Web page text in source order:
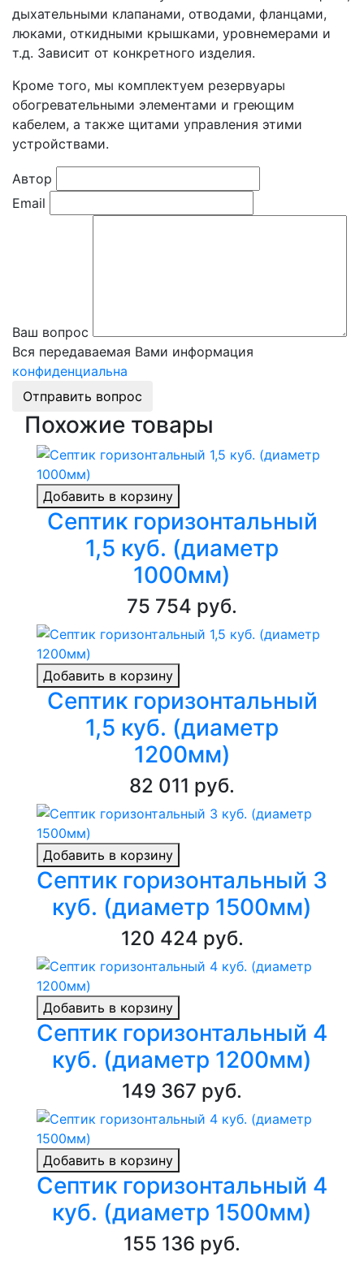
дыхательными клапанами, отводами, фланцами,
люками, откидными крышками, уровнемерами и
т.д. Зависит от конкретного изделия.
Кроме того, мы комплектуем резервуары
обогревательными элементами и греющим
кабелем, а также щитами управления этими
устройствами.
Автор
Email
Ваш вопрос
Вся передаваемая Вами информация
конфиденциальна
Отправить вопрос
Похожие товары
Добавить в корзину
Септик горизонтальный
1,5 куб. (диаметр
1000мм)
75 754 руб.
Добавить в корзину
Септик горизонтальный
1,5 куб. (диаметр
1200мм)
82 011 руб.
Добавить в корзину
Септик горизонтальный 3
куб. (диаметр 1500мм)
120 424 руб.
Добавить в корзину
Септик горизонтальный 4
куб. (диаметр 1200мм)
149 367 руб.
Добавить в корзину
Септик горизонтальный 4
куб. (диаметр 1500мм)
155 136 руб.